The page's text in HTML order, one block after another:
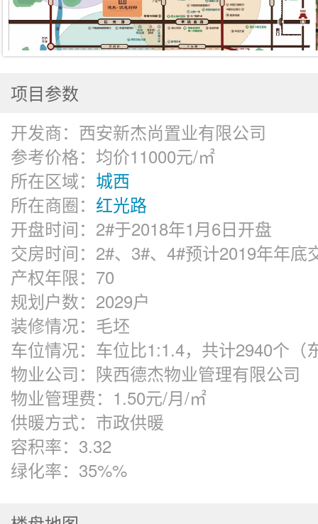
项目参数
开发商： 西安新杰尚置业有限公司
参考价格： 均价11000元/㎡
所在区域： 城西
所在商圈： 红光路
开盘时间： 2#于2018年1月6日开盘
交房时间： 2#、3#、4#预计2019年年底
产权年限： 70
规划户数： 2029户
装修情况： 毛坯
车位情况： 车位比1:1.4，共计2940个（
物业公司： 陕西德杰物业管理有限公司
物业管理费： 1.50元/月/㎡
供暖方式： 市政供暖
容积率： 3.32
绿化率： 35%%